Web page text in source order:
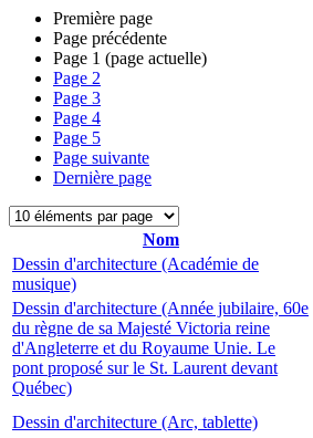
Première page
Page précédente
Page 1 (page actuelle)
Page 2
Page 3
Page 4
Page 5
Page suivante
Dernière page
Nom
Dessin d'architecture (Académie de
musique)
Dessin d'architecture (Année jubilaire, 60e
du règne de sa Majesté Victoria reine
d'Angleterre et du Royaume Unie. Le
pont proposé sur le St. Laurent devant
Québec)
Dessin d'architecture (Arc, tablette)